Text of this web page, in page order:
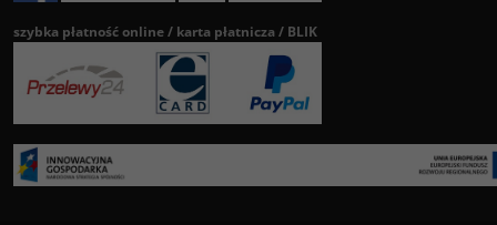
szybka płatność online / karta płatnicza / BLIK